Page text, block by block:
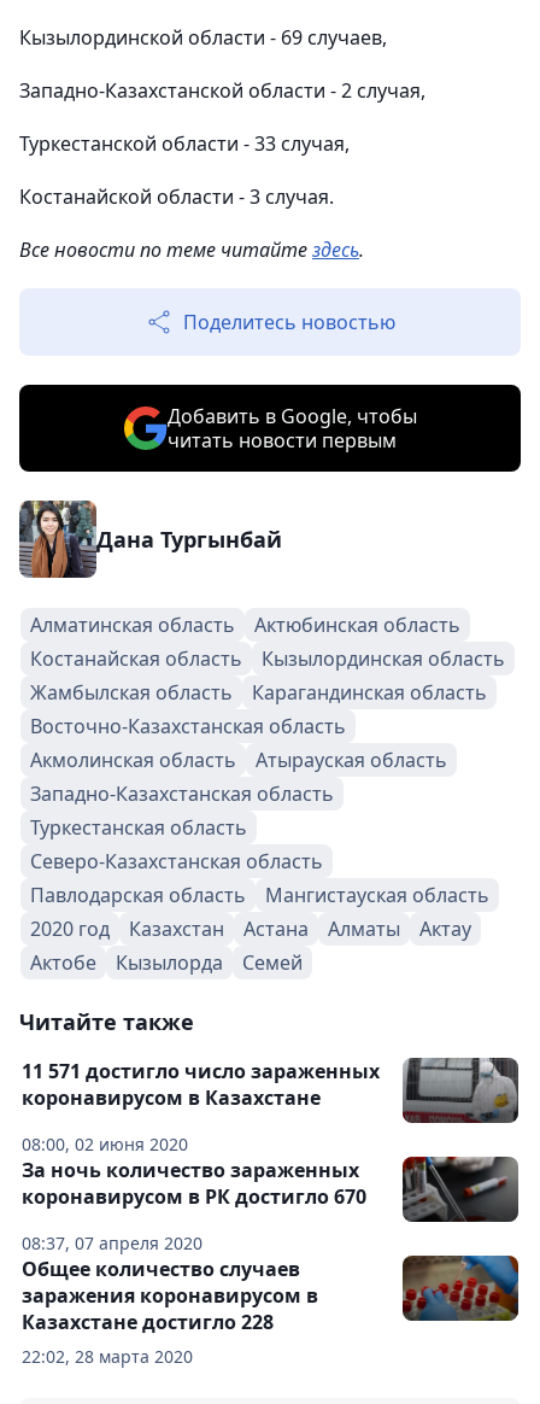
Кызылординской области - 69 случаев,
Западно-Казахстанской области - 2 случая,
Туркестанской области - 33 случая,
Костанайской области - 3 случая.
Все новости по теме читайтездесь.
Поделитесь новостью
Добавить в Google, чтобы
читать новости первым
Дана Тургынбай
Алматинская область
Актюбинская область
Костанайская область
Кызылординская область
Жамбылская область
Карагандинская область
Восточно-Казахстанская область
Акмолинская область
Атырауская область
Западно-Казахстанская область
Туркестанская область
Северо-Казахстанская область
Павлодарская область
Мангистауская область
2020 год
Казахстан Астана Алматы
Актау
Актобе
Кызылорда Семей
Читайте также
08:00, 02 июня 2020
11 571 достигло число зараженных
коронавирусом в Казахстане
08:37, 07 апреля 2020
За ночь количество зараженных
коронавирусом в РК достигло 670
22:02, 28 марта 2020
Общее количество случаев
заражения коронавирусом в
Казахстане достигло 228